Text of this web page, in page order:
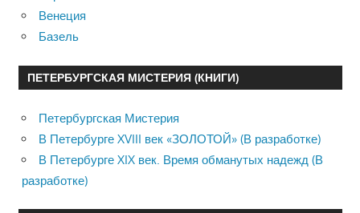
Венеция
Базель
ПЕТЕРБУРГСКАЯ МИСТЕРИЯ (КНИГИ)
Петербургская Мистерия
В Петербурге XVIII век «ЗОЛОТОЙ» (В разработке)
В Петербурге XIX век. Время обманутых надежд (В
разработке)